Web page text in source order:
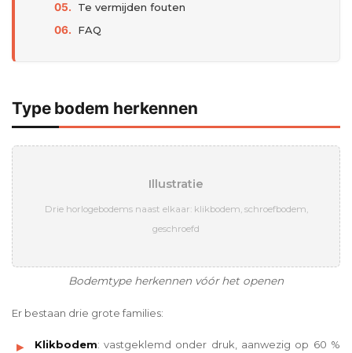
Te vermijden fouten
FAQ
Type bodem herkennen
Illustratie
Drie horlogebodems naast elkaar: klikbodem, schroefbodem,
geschroefd
Bodemtype herkennen vóór het openen
Er bestaan drie grote families:
Klikbodem: vastgeklemd onder druk, aanwezig op 60 %